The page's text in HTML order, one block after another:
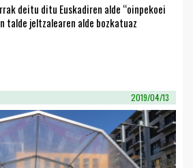
deitu ditu Euskadiren alde “oinpekoei
talde jeltzalearen alde bozkatuaz
2019/04/13